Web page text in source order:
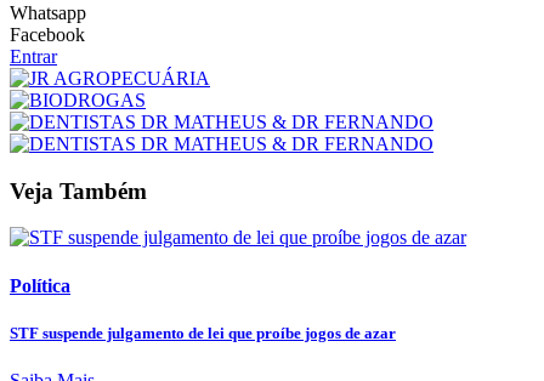
Whatsapp
Facebook
Entrar
Veja Também
Política
STF suspende julgamento de lei que proíbe jogos de azar